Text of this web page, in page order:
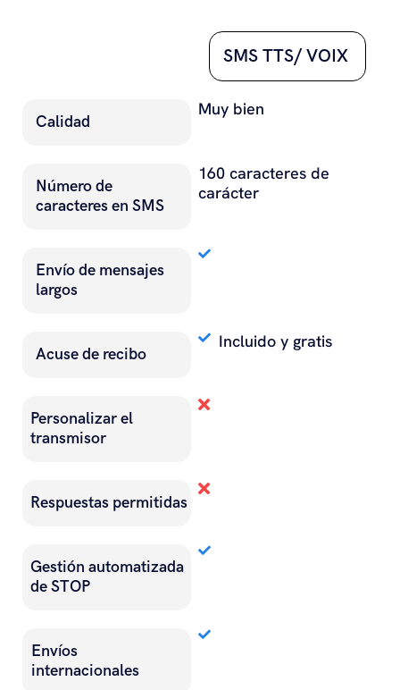
SMS TTS/ VOIX
Calidad
Muy bien
Número de
caracteres en SMS
160 caracteres de
carácter
Envío de mensajes
largos
Acuse de recibo
Incluido y gratis
Personalizar el
transmisor
Respuestas permitidas
Gestión automatizada
de STOP
Envíos
internacionales